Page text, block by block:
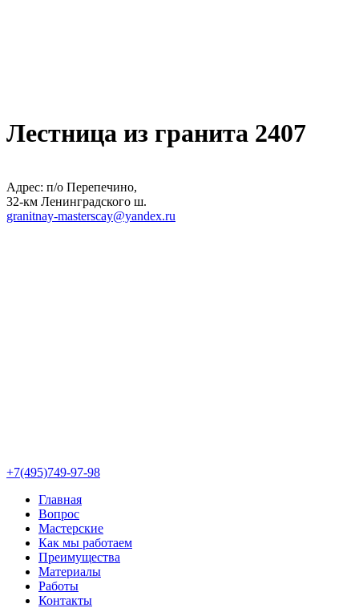
Лестница из гранита 2407
Адрес: п/о Перепечино,
32-км Ленинградского ш.
granitnay-masterscay@yandex.ru
+7(495)749-97-98
Главная
Вопрос
Мастерские
Как мы работаем
Преимущества
Материалы
Работы
Контакты